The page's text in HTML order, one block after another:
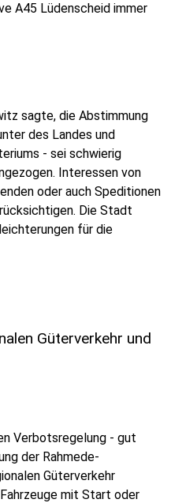
A45 Lüdenscheid immer
sagte, die Abstimmung
des Landes und
- sei schwierig
Interessen von
oder auch Speditionen
Die Stadt
für die
Güterverkehr und
Verbotsregelung - gut
der Rahmede-
Güterverkehr
mit Start oder